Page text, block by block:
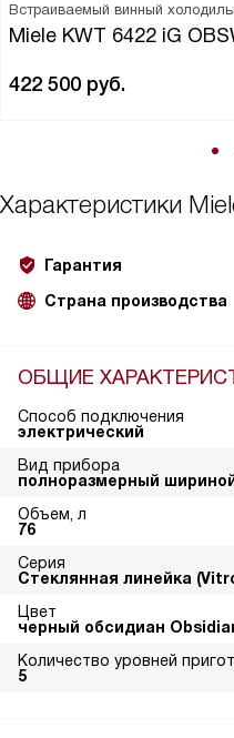
Встраиваемый винный
Miele KWT 6422 iG
422 500 руб.
Характеристики
Гарантия
Страна производства
ОБЩИЕ
Способ подключения
электрический
Вид прибора
полноразмерный
Объем, л
76
Серия
Стеклянная линейка
Цвет
черный обсидиан
Количество уровней
5